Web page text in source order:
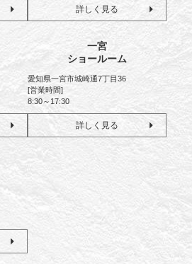
詳しく見る
一宮
ショールーム
愛知県一宮市城崎通7丁目36
[営業時間]
8:30～17:30
詳しく見る